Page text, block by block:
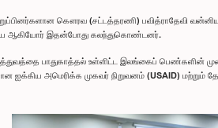
கௌரவ (சட்டத்தரணி) பவித்ராதேவி
ஆகியோர் இதன்போது கலந்துகொண்டனர்.
பாதுகாத்தல் உள்ளிட்ட இலங்கைப் பெண்களின்
ஐக்கிய அமெரிக்க முகவர் நிறுவனம் (USAID) மற்றும்